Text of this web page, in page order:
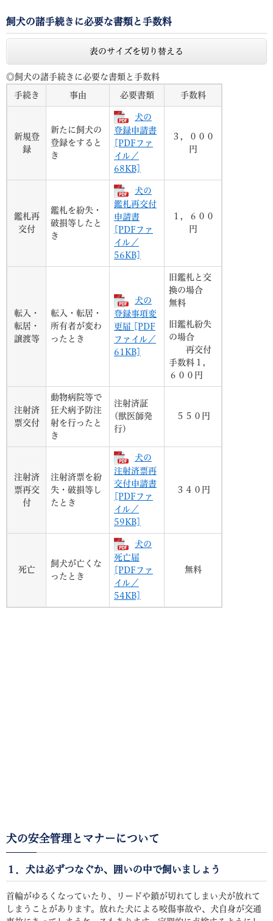
飼犬の諸手続きに必要な書類と手数料
表のサイズを切り替える
◎飼犬の諸手続きに必要な書類と手数料
手続き 事由 必要書類 手数料
新規登
録
新たに飼犬の
登録をすると
き
犬の
登録申請書
[PDFファ
イル／
68KB]
３，０００
円
鑑札再
交付
鑑札を紛失・
破損等したと
き
犬の
鑑札再交付
申請書
[PDFファ
イル／
56KB]
１，６００
円
転入・
転居・
譲渡等
転入・転居・
所有者が変わ
ったとき
犬の
登録事項変
更届 [PDF
ファイル／
61KB]
旧鑑札と交
換の場合
無料
旧鑑札紛失
の場合
再交付
手数料１，
６００円
注射済
票交付
動物病院等で
狂犬病予防注
射を行ったと
き
注射済証
(獣医師発
行)
５５０円
注射済
票再交
付
注射済票を紛
失・破損等し
たとき
犬の
注射済票再
交付申請書
[PDFファ
イル／
59KB]
３４０円
死亡
飼犬が亡くな
ったとき
犬の
死亡届
[PDFファ
イル／
54KB]
無料
犬の安全管理とマナーについて
１．犬は必ずつなぐか、囲いの中で飼いましょう
首輪がゆるくなっていたり、リードや鎖が切れてしまい犬が放れて
しまうことがあります。放れた犬による咬傷事故や、犬自身が交通